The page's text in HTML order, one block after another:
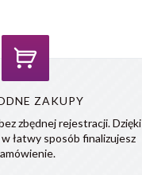
ZAKUPY
zbędnej rejestracji. Dzięki
łatwy sposób finalizujesz